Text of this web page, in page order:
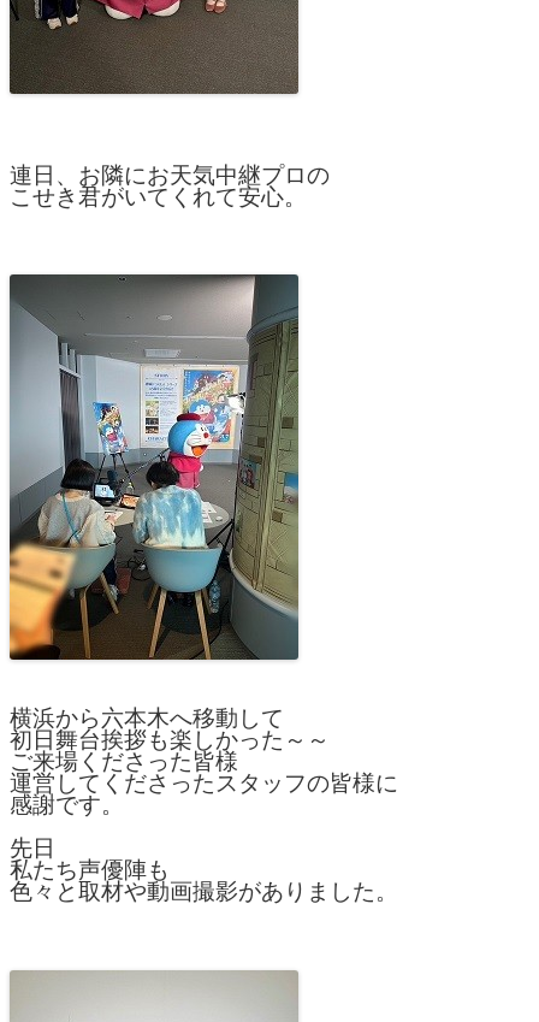
連日、お隣にお天気中継プロの
こせき君がいてくれて安心。
横浜から六本木へ移動して
初日舞台挨拶も楽しかった～～
ご来場くださった皆様
運営してくださったスタッフの皆様に
感謝です。
先日
私たち声優陣も
色々と取材や動画撮影がありました。